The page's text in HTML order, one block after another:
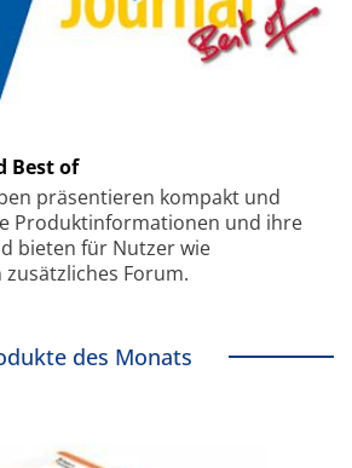
Best of
präsentieren kompakt und
Produkt­informationen und ihre
bieten für Nutzer wie
Forum.
des Monats